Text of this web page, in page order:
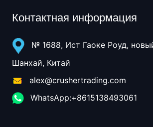
Контактная информация
№ 1688, Ист Гаоке Роуд,
Шанхай, Китай
alex@crushertrading.com
WhatsApp:+8615138493061